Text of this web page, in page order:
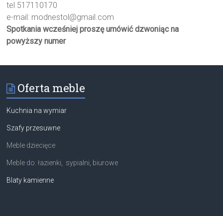
tel 517110170
e-mail: modnestol@gmail.com
Spotkania wcześniej proszę umówić dzwoniąc na
powyższy numer
Oferta meble
Kuchnia na wymiar
Szafy przesuwne
Meble dziecięce
Meble do: łazienki, sypialni, biurowe
Blaty kamienne